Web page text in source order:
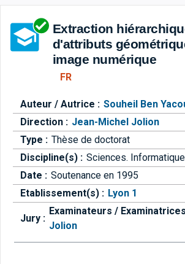
Aller
Extraction
d'attributs
image numérique
FR
Auteur / Autrice : Souheil Ben
Direction : Jean-Michel Jolion
Type : Thèse de doctorat
Discipline(s) : Sciences.
Date : Soutenance en 1995
Etablissement(s) : Lyon 1
Jury :
Examinateurs /
Jolion